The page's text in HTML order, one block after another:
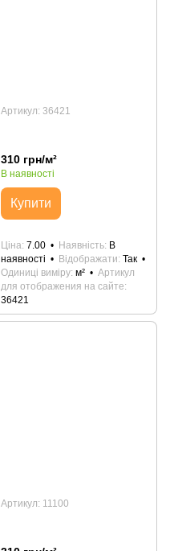
Артикул: 36421
310 грн/м²
В наявності
Купити
Ціна 7.00 Наявність В
наявності
Відображати Так
Одиниці виміру м²
Артикул
для отображения на сайте
36421
Артикул: 11100